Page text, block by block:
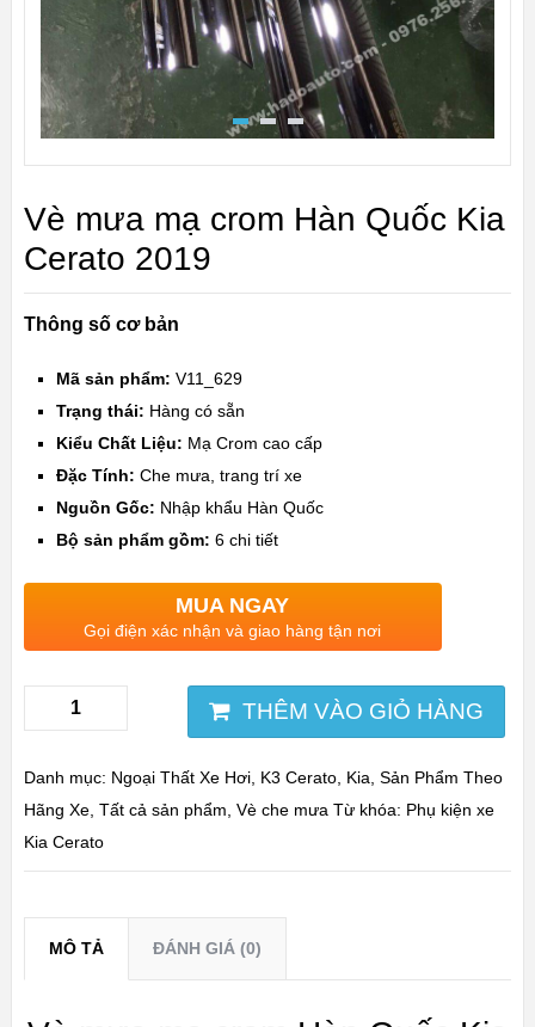
Vè mưa mạ crom Hàn Quốc Kia
Cerato 2019
Thông số cơ bản
Mã sản phẩm: V11_629
Trạng thái: Hàng có sẵn
Kiểu Chất Liệu: Mạ Crom cao cấp
Đặc Tính: Che mưa, trang trí xe
Nguồn Gốc: Nhập khẩu Hàn Quốc
Bộ sản phẩm gồm: 6 chi tiết
MUA NGAY
Gọi điện xác nhận và giao hàng tận nơi
THÊM VÀO GIỎ HÀNG
Danh mục: Ngoại Thất Xe Hơi, K3 Cerato, Kia Sản Phẩm Theo
Hãng Xe, Tất cả sản phẩm Vè che mưa Từ khóa: Phụ kiện xe
Kia Cerato
MÔ TẢ ĐÁNH GIÁ (0)